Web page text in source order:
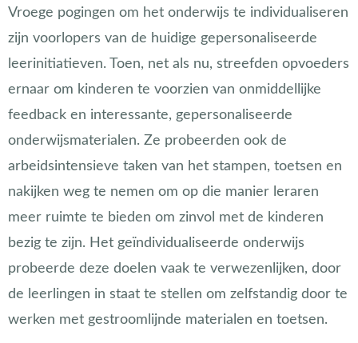
Vroege pogingen om het onderwijs te individualiseren
zijn voorlopers van de huidige gepersonaliseerde
leerinitiatieven. Toen, net als nu, streefden opvoeders
ernaar om kinderen te voorzien van onmiddellijke
feedback en interessante, gepersonaliseerde
onderwijsmaterialen. Ze probeerden ook de
arbeidsintensieve taken van het stampen, toetsen en
nakijken weg te nemen om op die manier leraren
meer ruimte te bieden om zinvol met de kinderen
bezig te zijn. Het geïndividualiseerde onderwijs
probeerde deze doelen vaak te verwezenlijken, door
de leerlingen in staat te stellen om zelfstandig door te
werken met gestroomlijnde materialen en toetsen.